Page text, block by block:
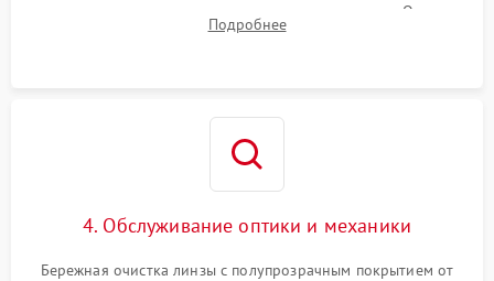
светодиода или микросхемы управления яркостью. Очистка
платы от коррозии и нанесение защитного лака для
Подробнее
4. Обслуживание оптики и механики
Бережная очистка линзы с полупрозрачным покрытием от